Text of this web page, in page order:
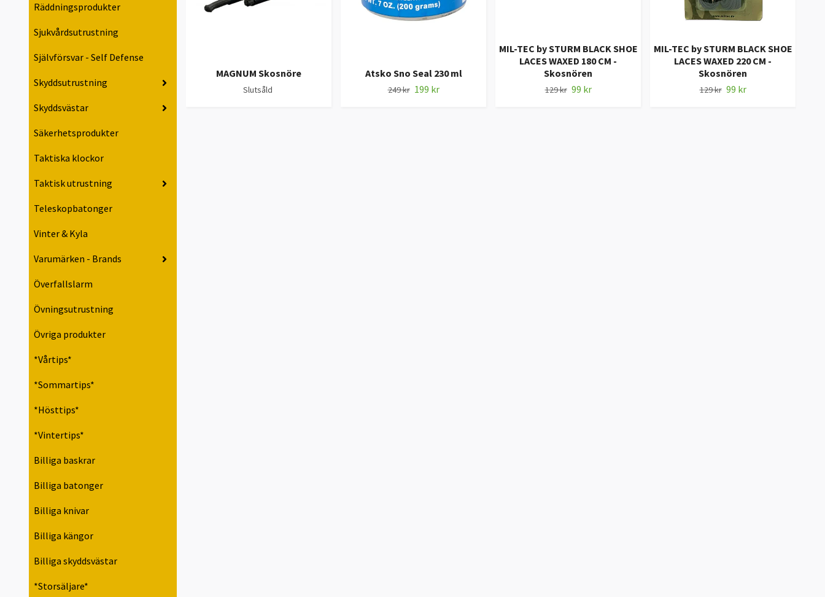
Räddningsprodukter
Sjukvårdsutrustning
Självförsvar - Self Defense
Skyddsutrustning
Skyddsvästar
Säkerhetsprodukter
Taktiska klockor
Taktisk utrustning
Teleskopbatonger
Vinter & Kyla
Varumärken - Brands
Överfallslarm
Övningsutrustning
Övriga produkter
*Vårtips*
*Sommartips*
*Hösttips*
*Vintertips*
Billiga baskrar
Billiga batonger
Billiga knivar
Billiga kängor
Billiga skyddsvästar
*Storsäljare*
MAGNUM Skosnöre
Slutsåld
Atsko Sno Seal 230 ml
249 kr 199 kr
MIL-TEC by STURM BLACK SHOE
LACES WAXED 180 CM -
Skosnören
129 kr 99 kr
MIL-TEC by STURM BLACK SHOE
LACES WAXED 220 CM -
Skosnören
129 kr 99 kr